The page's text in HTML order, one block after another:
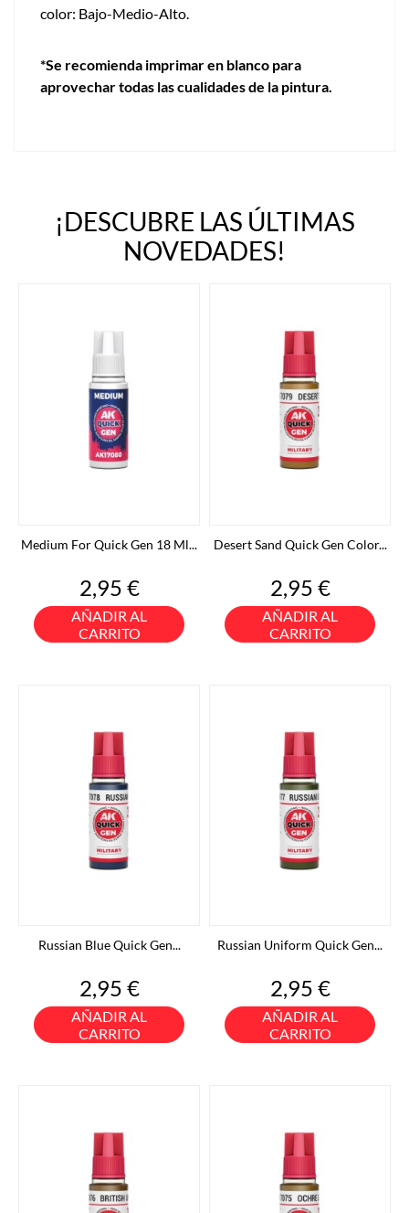
color: Bajo-Medio-Alto.
*Se recomienda imprimar en blanco para
aprovechar todas las cualidades de la pintura.
¡DESCUBRE LAS ÚLTIMAS
NOVEDADES!
Medium For Quick Gen 18 Ml...
Precio
2,95 €
AÑADIR AL
CARRITO
Desert Sand Quick Gen Color...
Precio
2,95 €
AÑADIR AL
CARRITO
Russian Blue Quick Gen...
Precio
2,95 €
AÑADIR AL
CARRITO
Russian Uniform Quick Gen...
Precio
2,95 €
AÑADIR AL
CARRITO